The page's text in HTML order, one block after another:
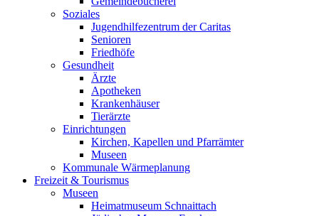
Soziales
Jugendhilfezentrum der Caritas
Senioren
Friedhöfe
Gesundheit
Ärzte
Apotheken
Krankenhäuser
Tierärzte
Einrichtungen
Kirchen, Kapellen und Pfarrämter
Museen
Kommunale Wärmeplanung
Freizeit & Tourismus
Museen
Heimatmuseum Schnaittach